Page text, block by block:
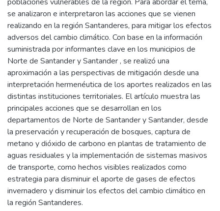
se analizaron e interpretaron las acciones que se vienen
realizando en la región Santanderes, para mitigar los efectos
adversos del cambio climático. Con base en la información
suministrada por informantes clave en los municipios de
Norte de Santander y Santander , se realizó una
aproximación a las perspectivas de mitigación desde una
interpretación hermenéutica de los aportes realizados en las
distintas instituciones territoriales. El artículo muestra las
principales acciones que se desarrollan en los
departamentos de Norte de Santander y Santander, desde
la preservación y recuperación de bosques, captura de
metano y dióxido de carbono en plantas de tratamiento de
aguas residuales y la implementación de sistemas masivos
de transporte, como hechos visibles realizados como
estrategia para disminuir el aporte de gases de efectos
invernadero y disminuir los efectos del cambio climático en
la región Santanderes.